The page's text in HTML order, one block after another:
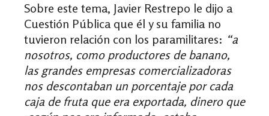
Sobre este tema, Javier Restrepo le dijo a
Cuestión Pública que él y su familia no
tuvieron relación con los paramilitares: “a
nosotros, como productores de banano,
las grandes empresas comercializadoras
nos descontaban un porcentaje por cada
caja de fruta que era exportada, dinero que